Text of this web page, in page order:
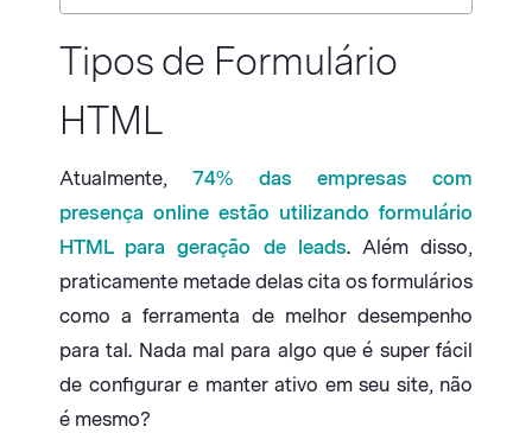
Tipos de Formulário
HTML
Atualmente,74% das empresas com
presença online estão utilizando formulário
HTML para geração de leads. Além disso,
praticamente metade delas cita os formulários
como a ferramenta de melhor desempenho
para tal. Nada mal para algo que é super fácil
de configurar e manter ativo em seu site, não
é mesmo?